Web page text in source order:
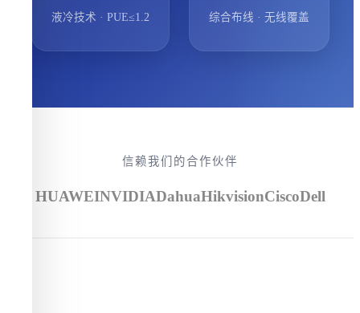
液冷技术 · PUE≤1.2 综合布线 · 无线覆盖
信赖我们的合作伙伴
HUAWEINVIDIADahuaHikvisionCiscoDell